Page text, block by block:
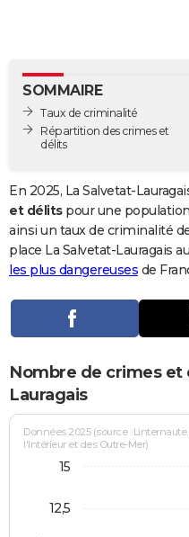
BONS PLANS
CARTE DE VOEUX
Dictionnaire
Biographies
Citations
Expressions
Proverbes
PROGRAMME TV
S'inscrire
Se connecter
Lycées
Collèges
Primaires
Universités
Entreprises
Service militaire
Avis de recherche
AVIS DE DÉCÈS
SOMMAIRE
Taux de criminalité
Répartition des crimes et
délits
En 2025, La Salvetat-
et délitspour une population
ainsi un taux de criminalité
place La Salvetat-Lauragais
les plus dangereuses de
Nombre de crimes et
Lauragais
Données 2025 (source :
l'Intérieur et des Outre-Mer)
12,5
15